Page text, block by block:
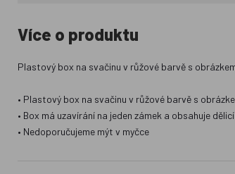
Více o produktu
Plastový box na svačinu v růžové barvě s
• Plastový box na svačinu v růžové barvě s
• Box má uzavírání na jeden zámek a obsahuje
• Nedoporučujeme mýt v myčce